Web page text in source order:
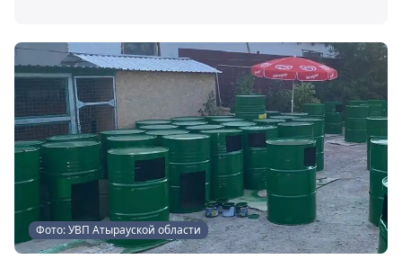
Фото: УВП Атырауской области